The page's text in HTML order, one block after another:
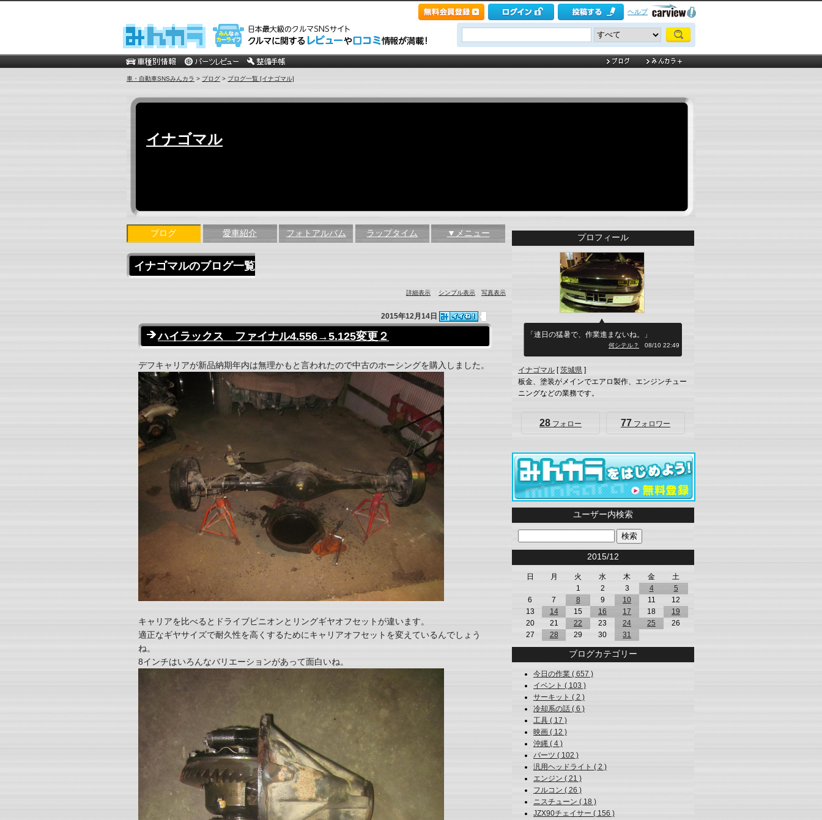
ヘルプ
車・自動車SNSみんカラ > ブログ > ブログ一覧 [イナゴマル]
イナゴマル
ブログ 愛車紹介 フォトアルバム ラップタイム ▼メニュー
イナゴマルのブログ一覧
詳細表示 シンプル表示 写真表示
2015年12月14日
ハイラックス ファイナル4.556→5.125変更２
デフキャリアが新品納期年内は無理かもと言われたので中古のホーシングを購入しました。
キャリアを比べるとドライブピニオンとリングギヤオフセットが違います。
適正なギヤサイズで耐久性を高くするためにキャリアオフセットを変えているんでしょう
ね。
8インチはいろんなバリエーションがあって面白いね。
プロフィール
「連日の猛暑で、作業進まないね。」
何シテル？ 08/10 22:49
イナゴマル [茨城県 ]
板金、塗装がメインでエアロ製作、エンジンチュー
ニングなどの業務です。
28 フォロー 77 フォロワー
ユーザー内検索
2015/12
日 月 火 水 木 金
土
1
2 3 4
5
6
7 8 9 10 11
12
13
14 15 16 17 18
19
20
21 22 23 24 25
26
27
28 29 30 31
ブログカテゴリー
今日の作業 ( 657 )
イベント ( 103 )
サーキット ( 2 )
冷却系の話 ( 6 )
工具 ( 17 )
映画 ( 12 )
沖縄 ( 4 )
パーツ ( 102 )
汎用ヘッドライト ( 2 )
エンジン ( 21 )
フルコン ( 26 )
ニスチューン ( 18 )
JZX90チェイサー ( 156 )